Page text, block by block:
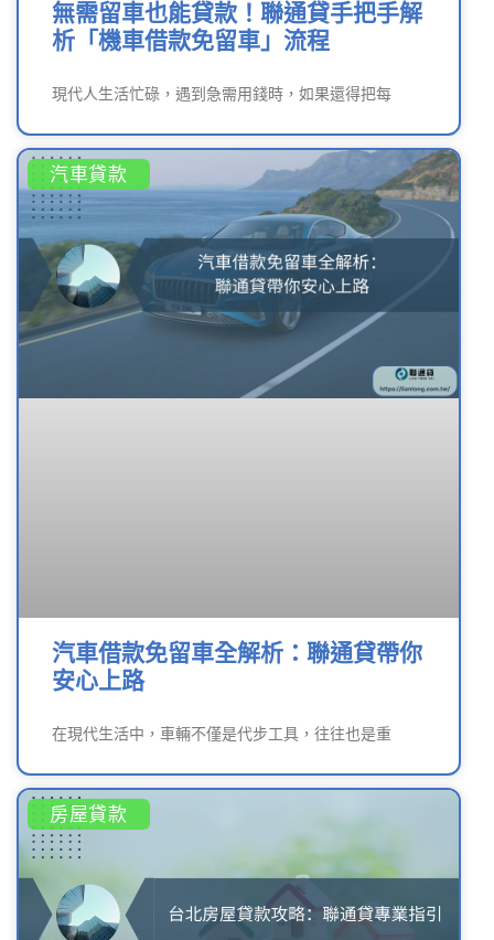
無需留車也能貸款！聯通貸手把手解
析「機車借款免留車」流程
現代人生活忙碌，遇到急需用錢時，如果還得把每
汽車貸款
汽車借款免留車全解析：聯通貸帶你
安心上路
在現代生活中，車輛不僅是代步工具，往往也是重
房屋貸款